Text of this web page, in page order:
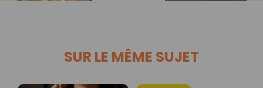
SUR LE MÊME SUJET